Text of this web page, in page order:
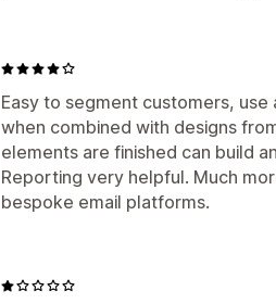
Easy to segment customers,
when combined with designs
elements are finished can build
Reporting very helpful. Much
bespoke email platforms.